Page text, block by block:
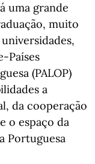
uma grande
muito
Países
(PALOP)
a
da cooperação
o espaço da
Portuguesa